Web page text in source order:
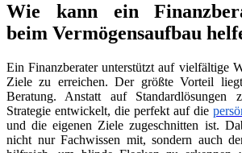
Wie kann ein
beim Vermögensaufbau
Ein Finanzberater unterstützt auf vielfältige
Ziele zu erreichen. Der größte Vorteil
Beratung. Anstatt auf Standardlösungen
Strategie entwickelt, die perfekt auf die
und die eigenen Ziele zugeschnitten ist.
nicht nur Fachwissen mit, sondern auch